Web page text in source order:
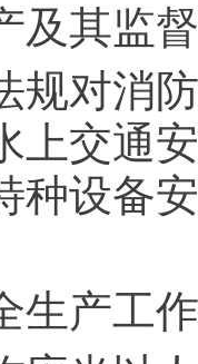
及其监
规对消
上交通
种设备
产工